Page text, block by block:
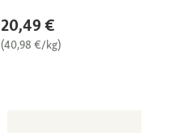
20,49 €
(40,98 €/kg)